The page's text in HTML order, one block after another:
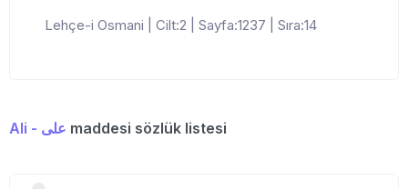
Lehçe-i Osmani | Cilt:2 | Sayfa:1237 | Sıra:14
Ali - علی maddesi sözlük listesi